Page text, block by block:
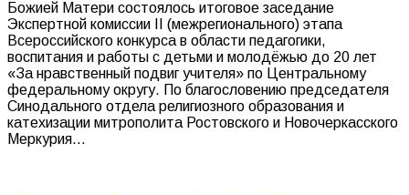
Божией Матери состоялось итоговое заседание
Экспертной комиссии II (межрегионального) этапа
Всероссийского конкурса в области педагогики,
воспитания и работы с детьми и молодёжью до 20 лет
«За нравственный подвиг учителя» по Центральному
федеральному округу. По благословению председателя
Синодального отдела религиозного образования и
катехизации митрополита Ростовского и Новочеркасского
Меркурия…